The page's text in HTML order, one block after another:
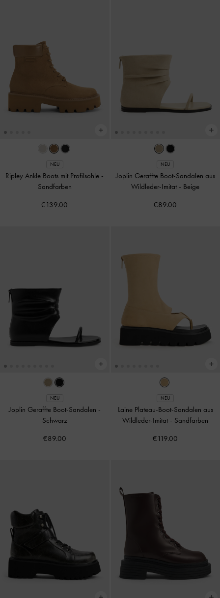
NEU
Ripley Ankle Boots mit Profilsohle -
Sandfarben
€139.00
NEU
Joplin Geraffte Boot-Sandalen aus
Wildleder-Imitat - Beige
€89.00
NEU
Joplin Geraffte Boot-Sandalen -
Schwarz
€89.00
NEU
Laine Plateau-Boot-Sandalen aus
Wildleder-Imitat - Sandfarben
€119.00